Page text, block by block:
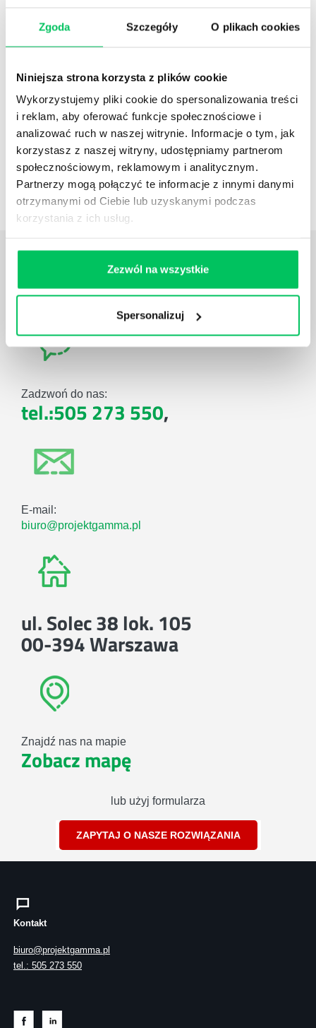
Zgoda Szczegóły O plikach cookies
Niniejsza strona korzysta z plików cookie
Wykorzystujemy pliki cookie do spersonalizowania treści
i reklam, aby oferować funkcje społecznościowe i
analizować ruch w naszej witrynie. Informacje o tym, jak
korzystasz z naszej witryny, udostępniamy partnerom
społecznościowym, reklamowym i analitycznym.
Partnerzy mogą połączyć te informacje z innymi danymi
otrzymanymi od Ciebie lub uzyskanymi podczas
korzystania z ich usług.
Zezwól na wszystkie
Spersonalizuj
Case studies
Zestawienie case studies
Daj nam poznaćTWOJE
POTRZEBY
Zadzwoń do nas:
tel.:505 273 550,
E-mail:
biuro@projektgamma.pl
ul. Solec 38 lok. 105
00-394 Warszawa
Znajdź nas na mapie
Zobacz mapę
lub użyj formularza
ZAPYTAJ O NASZE ROZWIĄZANIA
Kontakt
biuro@projektgamma.pl
tel.: 505 273 550